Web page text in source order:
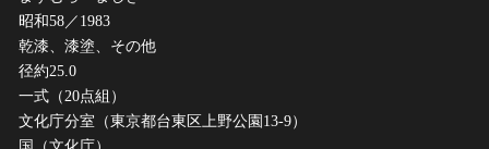
昭和58／1983
乾漆、漆塗、その他
径約25.0
一式（20点組）
文化庁分室（東京都台東区上野公園13-9）